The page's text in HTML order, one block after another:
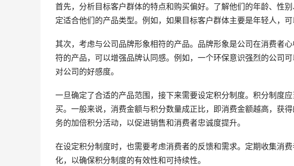
首先，分析目标客户群体的特点和购买偏好。了解他们的年龄、性
定适合他们的产品类型。例如，如果目标客户群体主要是年轻人，可
其次，考虑与公司品牌形象相符的产品。品牌形象是公司在消费者
符的产品，可以增强品牌认同感。例如，一个环保意识强烈的公司
对公司的好感度。
一旦确定了合适的产品范围，接下来需要设定积分制度。积分制度
买。一般来说，消费金额与积分数量成正比，即消费金额越高，获
务的加倍积分活动，以促进销售和消费者忠诚度提升。
在设定积分制度时，也需要考虑消费者的反馈和需求。定期收集消
化，以确保积分制度的有效性和可持续性。